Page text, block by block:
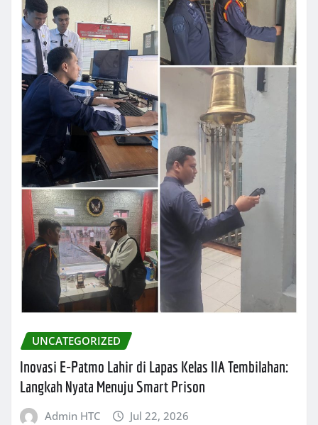
UNCATEGORIZED
Inovasi E-Patmo Lahir di Lapas Kelas IIA Tembilahan:
Langkah Nyata Menuju Smart Prison
Admin HTC Jul 22, 2026